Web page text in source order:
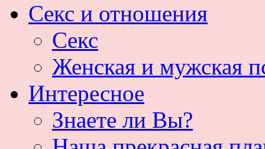
Секс и отношения
Секс
Женская и мужская
Интересное
Знаете ли Вы?